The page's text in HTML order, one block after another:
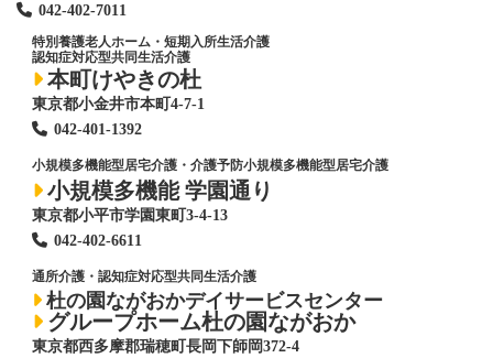
042-402-7011
特別養護老人ホーム ・短期入所生活介護
認知症対応型共同生活介護
本町けやきの杜
東京都小金井市本町4-7-1
042-401-1392
小規模多機能型居宅介護・介護予防小規模多機能型居宅介護
小規模多機能 学園通り
東京都小平市学園東町3-4-13
042-402-6611
通所介護・認知症対応型共同生活介護
杜の園ながおかデイサービスセンター
グループホーム杜の園ながおか
東京都西多摩郡瑞穂町長岡下師岡372-4